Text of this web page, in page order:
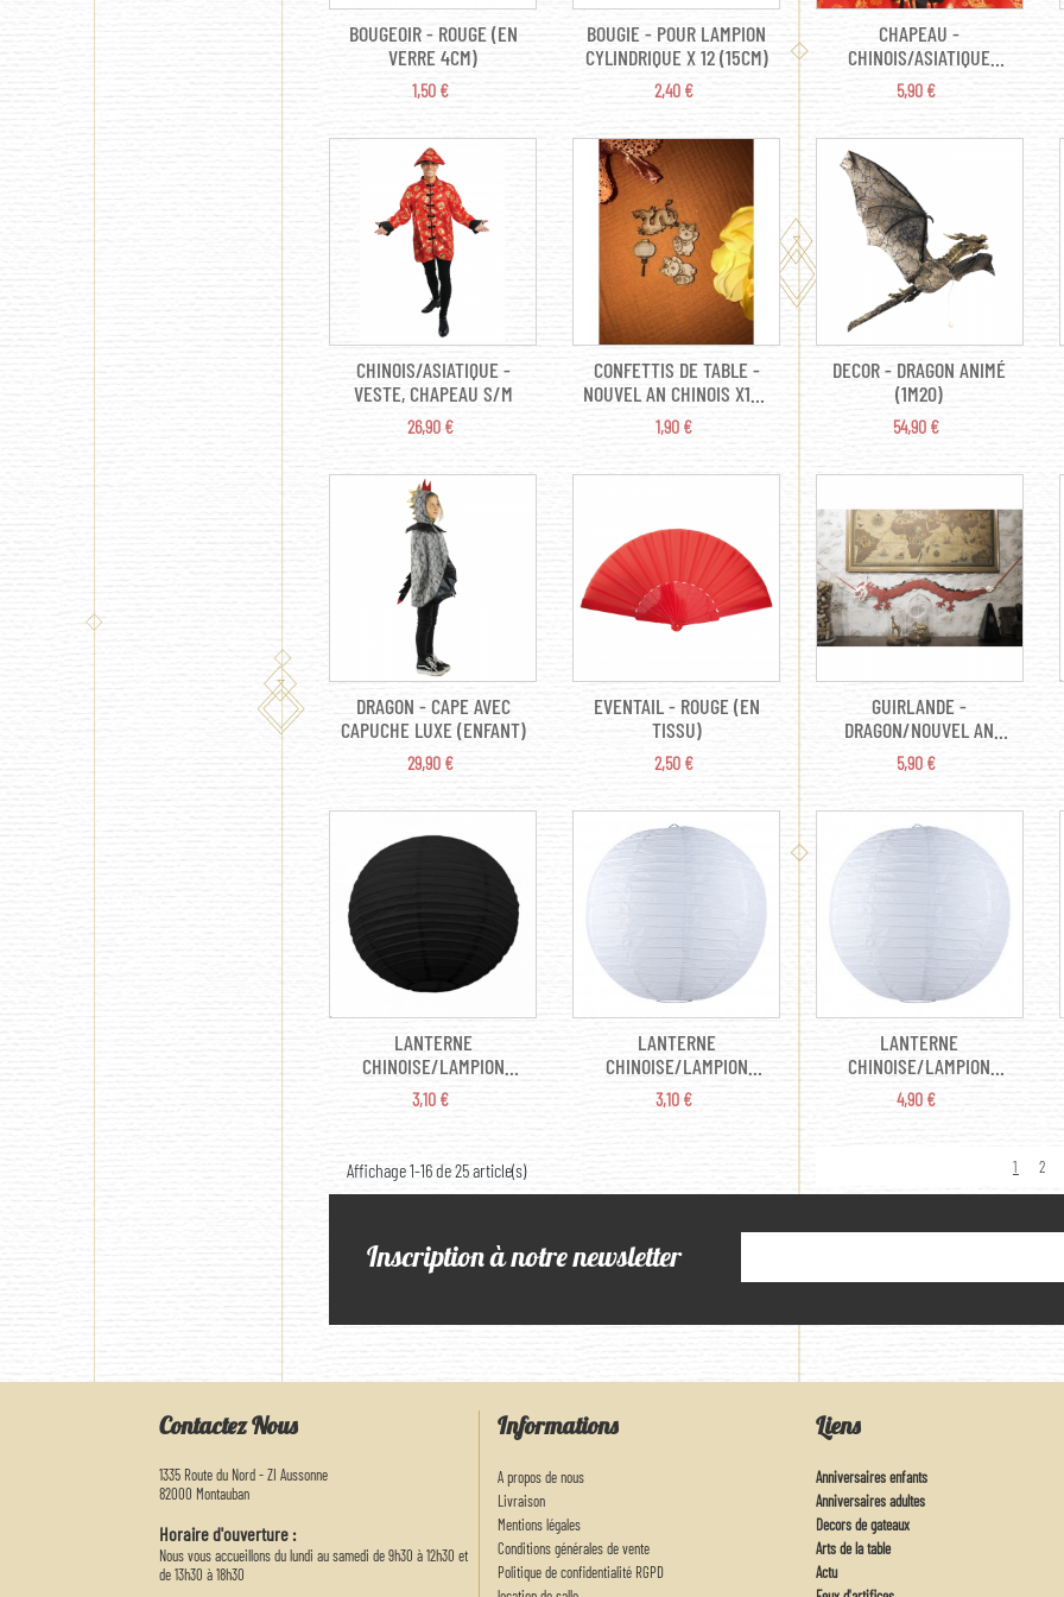
BOUGEOIR - ROUGE (EN
VERRE 4CM)
PRIX
1,50 €
BOUGIE - POUR LAMPION
CYLINDRIQUE X 12 (15CM)
PRIX
2,40 €
CHAPEAU -
CHINOIS/ASIATIQUE
JAUNE (EN FEUTRE)
PRIX
5,90 €
CHINOIS/ASIATIQUE -
VESTE, CHAPEAU S/M
PRIX
26,90 €
CONFETTIS DE TABLE -
NOUVEL AN CHINOIS X12 (
EN BOIS 3CM X 3CM )
PRIX
1,90 €
DECOR - DRAGON ANIMÉ
(1M20)
PRIX
54,90 €
DRAGON - CAPE AVEC
CAPUCHE LUXE (ENFANT)
PRIX
29,90 €
EVENTAIL - ROUGE (EN
TISSU)
PRIX
2,50 €
GUIRLANDE -
DRAGON/NOUVEL AN
CHINOIS (EN CARTON 1M)
PRIX
5,90 €
LANTERNE
CHINOISE/LAMPION
PAPIER - NOIR (35CM)
PRIX
3,10 €
LANTERNE
CHINOISE/LAMPION
PAPIER - BLANC (35CM)
PRIX
3,10 €
LANTERNE
CHINOISE/LAMPION
PAPIER - BLANC (50CM)
PRIX
4,90 €
Affichage 1-16 de 25 article(s) 1 2
Inscription à notre newsletter
Contactez Nous
1335 Route du Nord - ZI Aussonne
82000 Montauban
Horaire d'ouverture :
Nous vous accueillons du lundi au samedi de 9h30 à 12h30 et
de 13h30 à 18h30
Informations
A propos de nous
Livraison
Mentions légales
Conditions générales de vente
Politique de confidentialité RGPD
Liens
Anniversaires enfants
Anniversaires adultes
Decors de gateaux
Arts de la table
Actu